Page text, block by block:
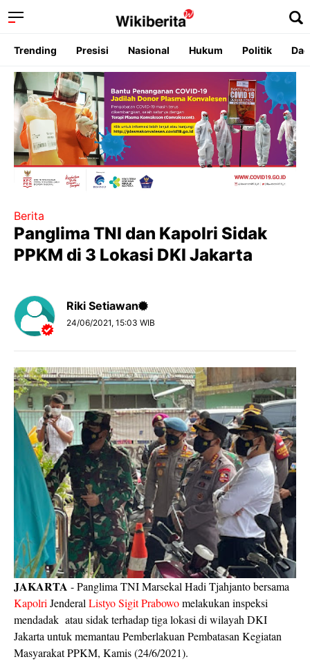
Trending Presisi Nasional Hukum Politik
Berita
Panglima TNI dan Kapolri Sidak
PPKM di 3 Lokasi DKI Jakarta
Riki Setiawan
24/06/2021, 15:03 WIB
JAKARTA - Panglima TNI Marsekal Hadi Tjahjanto bersama
Kapolri Jenderal Listyo Sigit Prabowomelakukan inspeksi
mendadak atau sidak terhadap tiga lokasi di wilayah DKI
Jakarta untuk memantau Pemberlakuan Pembatasan Kegiatan
Masyarakat PPKM, Kamis (24/6/2021).